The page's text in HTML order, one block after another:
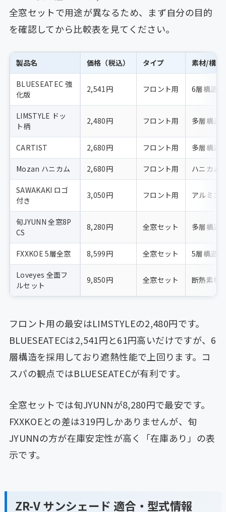
全窓セットで用途が異なるため、まず自分の目的
を確認してから比較表を見てください。
製品名 価格（税込） タイプ 素材/構造
BLUESEATEC 強
化版
2,541円 フロント用 6層構造
LIMSTYLE ドッ
ト柄
2,480円 フロント用 多層構造
CARTIST 2,680円 フロント用 多層構造
Mozan ハニカム 2,680円 フロント用 ハニカム
SAWAKAKI ロゴ
付き
3,050円 フロント用 アルミコ
旬JYUNN 全窓8P
CS
8,280円 全窓セット 多層構造
FXXKOE 5層全窓 8,599円 全窓セット 5層構造
Loveyes 全面フ
ルセット
9,850円 全窓セット 断熱素材
フロント用の最安はLIMSTYLEの2,480円です。
BLUESEATECは2,541円と61円高いだけですが、6
層構造を採用しており遮熱性能で上回ります。コ
スパの観点ではBLUESEATECが有利です。
全窓セットでは旬JYUNNが8,280円で最安です。
FXXKOEとの差は319円しかありませんが、旬
JYUNNの方が在庫安定性が高く「在庫あり」の表
示です。
ZR-V サンシェード 適合・型式情報